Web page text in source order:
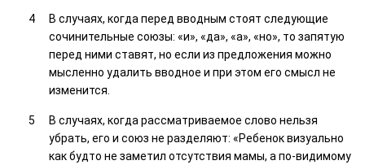
В случаях, когда перед вводным стоят следующие
сочинительные союзы: «и», «да», «а», «но», то запятую
перед ними ставят, но если из предложения можно
мысленно удалить вводное и при этом его смысл не
изменится.
В случаях, когда рассматриваемое слово нельзя
убрать, его и союз не разделяют: «Ребенок визуально
как будто не заметил отсутствия мамы, а по-видимому